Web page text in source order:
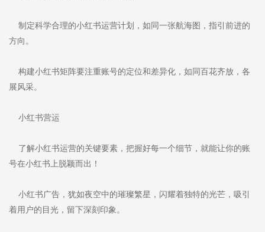
制定科学合理的小红书运营计划，如同一张航海图，指引前进的
方向。
构建小红书矩阵要注重账号的定位和差异化，如同百花齐放，各
展风采。
小红书营运
了解小红书运营的关键要素，把握好每一个细节，就能让你的账
号在小红书上脱颖而出！
小红书广告，犹如夜空中的璀璨繁星，闪耀着独特的光芒，吸引
着用户的目光，留下深刻印象。